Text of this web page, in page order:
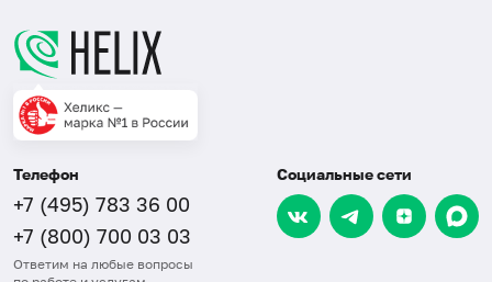
Телефон
+7 (495) 783 36 00
+7 (800) 700 03 03
Ответим на любые вопросы
Социальные сети